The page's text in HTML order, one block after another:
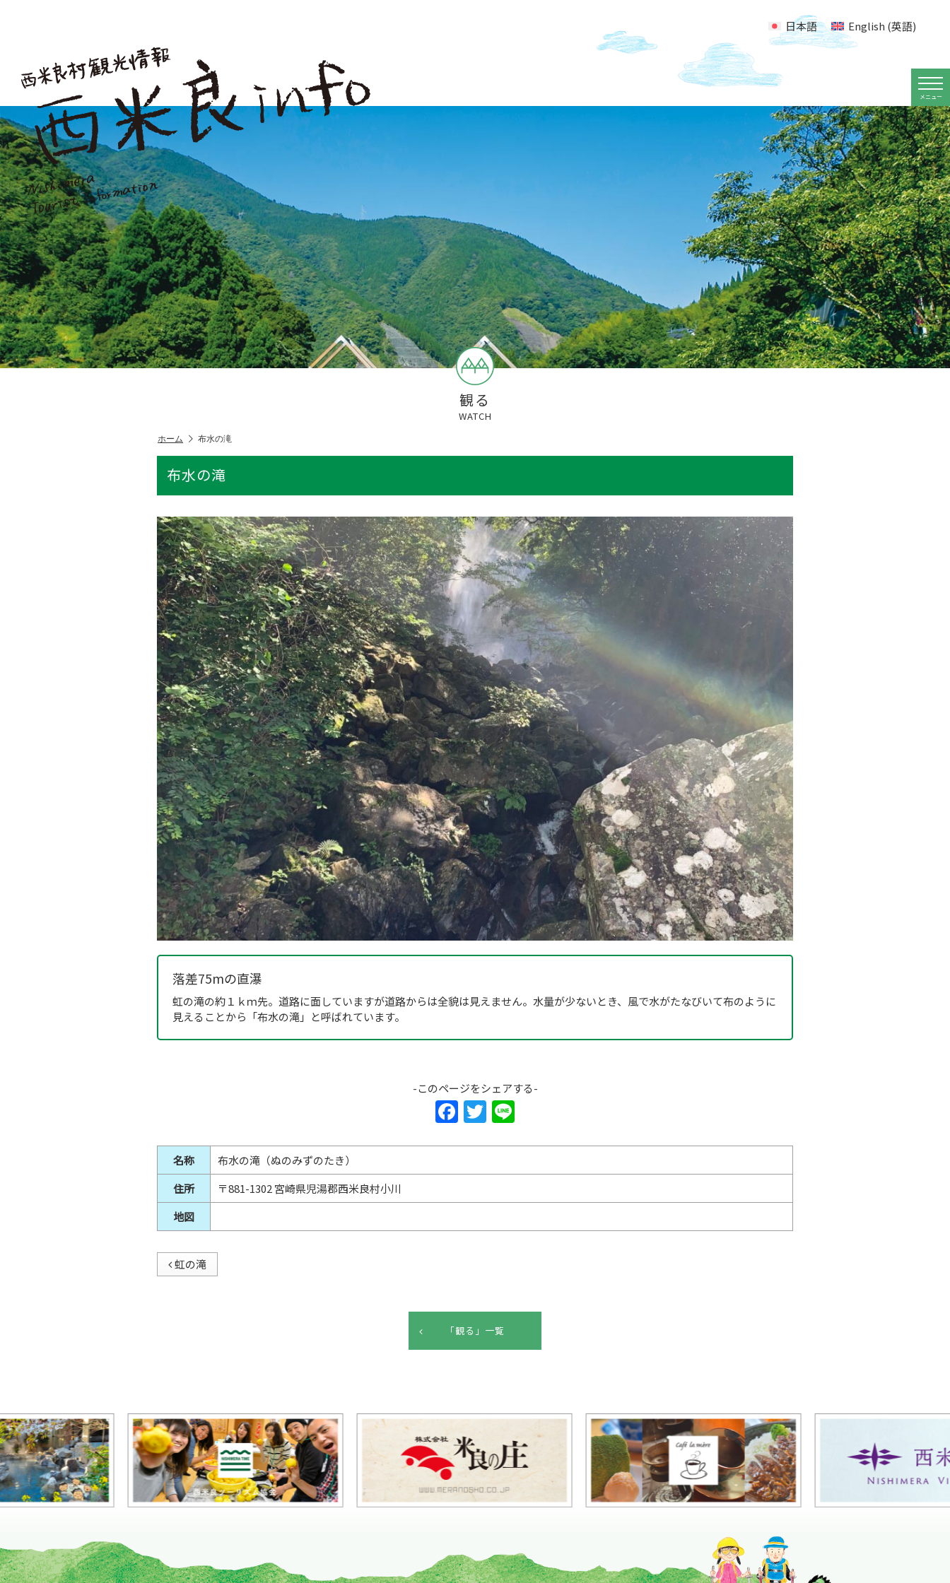
日本語 English (英語)
メニュー
観る
WATCH
ホーム 布水の滝
布水の滝
落差75mの直瀑
虹の滝の約１ｋｍ先。道路に面していますが道路からは全貌は見えません。水量が少ないとき、風で水がたなびいて布のように
見えることから「布水の滝」と呼ばれています。
-このページをシェアする-
F
a
c
e
b
o
T
w
itt
er
e
名称
布水の滝（ぬのみずのたき）
住所
〒881-1302 宮崎県児湯郡西米良村小川
地図
虹の滝
「観る」一覧